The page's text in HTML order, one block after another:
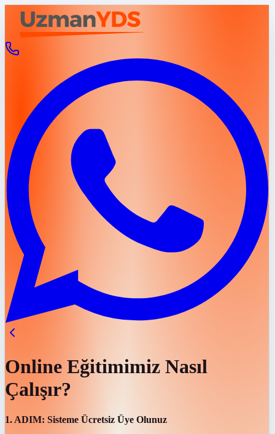
Online Eğitimimiz Nasıl
Çalışır?
1. ADIM: Sisteme Ücretsiz Üye Olunuz